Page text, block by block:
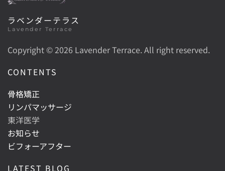
ラベンダーテラス
Lavender Terrace
Copyright ©2026 Lavender Terrace. All right reserved.
CONTENTS
骨格矯正
リンパマッサージ
東洋医学
お知らせ
ビフォーアフター
LATEST BLOG